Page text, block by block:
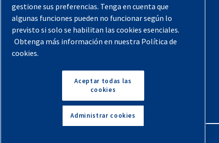
Política de privacidad
Términos y Condiciones
Mapa del sitio
© 2026 Quincy Compressor. Todos los derechos
Volver arriba
gestione sus preferencias. Tenga en cuenta que
algunas funciones pueden no funcionar según lo
previsto si solo se habilitan las cookies esenciales.
Obtenga más información en nuestra Política de
cookies.
Aceptar todas las
cookies
Administrar cookies